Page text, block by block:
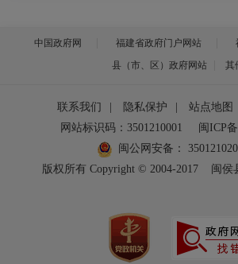
中国政府网 福建省政府门户网站
县（市、区）政府网站
其
联系我们 隐私保护 站点地图
网站标识码：3501210001
闽ICP
闽公网安备：
版权所有 Copyright © 2004-2017
闽侯